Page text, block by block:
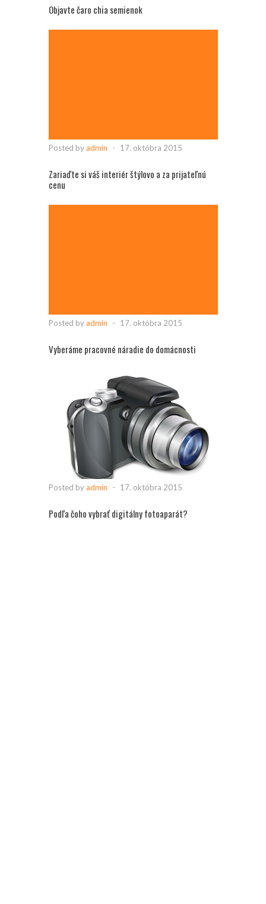
Objavte čaro chia semienok
Posted byadmin - 17. októbra 2015
Zariaďte si váš interiér štýlovo a za prijateľnú
cenu
Posted byadmin - 17. októbra 2015
Vyberáme pracovné náradie do domácnosti
Posted byadmin - 17. októbra 2015
Podľa čoho vybrať digitálny fotoaparát?